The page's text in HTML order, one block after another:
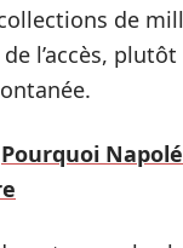
de
l’accès,
Pourquoi